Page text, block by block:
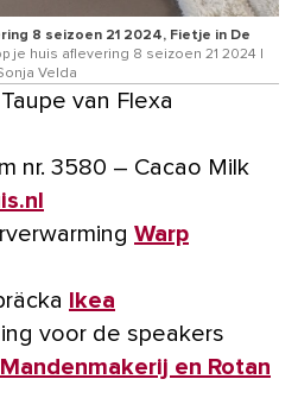
8 seizoen 21 2024, Fietje in De
je huis aflevering 8 seizoen 21 2024 |
Velda
van Flexa
nr. 3580 – Cacao Milk
Warp
Ikea
voor de speakers
en Rotan